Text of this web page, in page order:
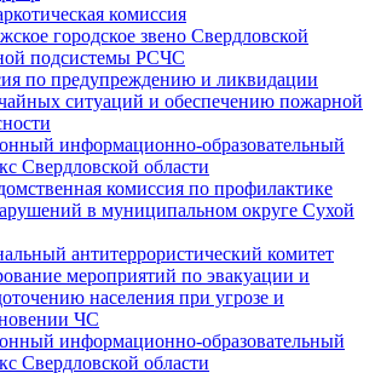
комиссия
городское звено Свердловской
подсистемы РСЧС
по предупреждению и ликвидации
ситуаций и обеспечению пожарной
информационно-образовательный
Cвердловской области
комиссия по профилактике
в муниципальном округе Сухой
антитеррористический комитет
мероприятий по эвакуации и
населения при угрозе и
ЧС
информационно-образовательный
Свердловской области